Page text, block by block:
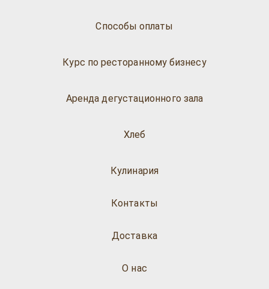
Способы оплаты
Курс по ресторанному бизнесу
Аренда дегустационного зала
Хлеб
Кулинария
О нас
Доставка
Контакты